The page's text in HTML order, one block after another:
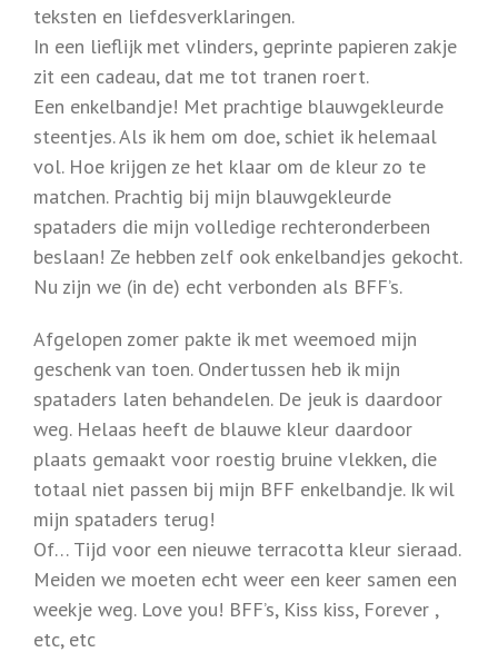
teksten en liefdesverklaringen.
In een lieflijk met vlinders, geprinte papieren zakje
zit een cadeau, dat me tot tranen roert.
Een enkelbandje! Met prachtige blauwgekleurde
steentjes. Als ik hem om doe, schiet ik helemaal
vol. Hoe krijgen ze het klaar om de kleur zo te
matchen. Prachtig bij mijn blauwgekleurde
spataders die mijn volledige rechteronderbeen
beslaan! Ze hebben zelf ook enkelbandjes gekocht.
Nu zijn we (in de) echt verbonden als BFF’s.
Afgelopen zomer pakte ik met weemoed mijn
geschenk van toen. Ondertussen heb ik mijn
spataders laten behandelen. De jeuk is daardoor
weg. Helaas heeft de blauwe kleur daardoor
plaats gemaakt voor roestig bruine vlekken, die
totaal niet passen bij mijn BFF enkelbandje. Ik wil
mijn spataders terug!
Of… Tijd voor een nieuwe terracotta kleur sieraad.
Meiden we moeten echt weer een keer samen een
weekje weg. Love you! BFF’s, Kiss kiss, Forever ,
etc, etc